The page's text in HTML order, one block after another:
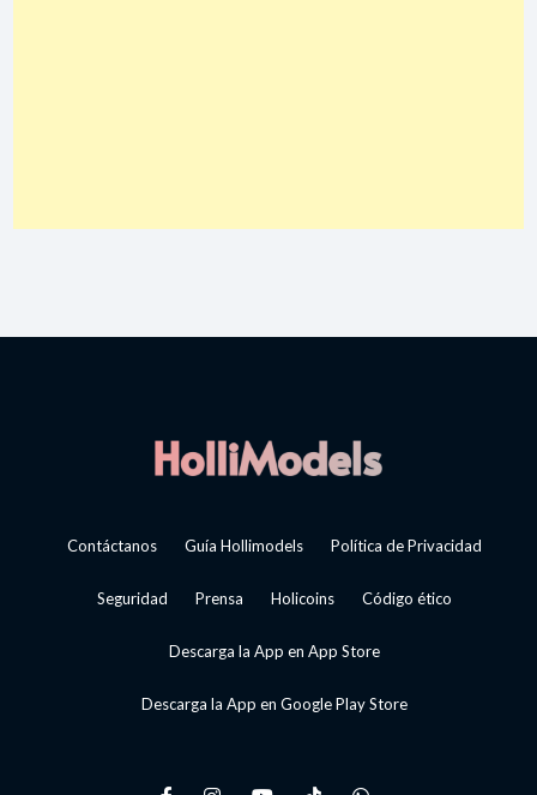
Contáctanos Guía Hollimodels Política de Privacidad
Seguridad Prensa Holicoins Código ético
Descarga la App en App Store
Descarga la App en Google Play Store